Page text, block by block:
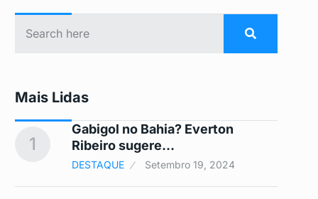
Mais Lidas
1
Gabigol no Bahia? Everton
Ribeiro sugere…
DESTAQUE Setembro 19, 2024